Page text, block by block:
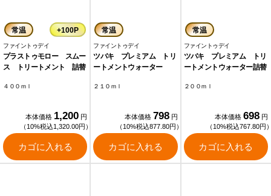
常温 +100P
ファイントゥデイ
プラストゥモロー スムー
ス トリートメント 詰替
４００ｍｌ
本体価格 1,200 円
（10%税込1,320.00円）
カゴに入れる
常温
ファイントゥデイ
ツバキ プレミアム トリ
ートメントウォーター
２１０ｍｌ
本体価格 798 円
（10%税込877.80円）
カゴに入れる
常温
ファイントゥデイ
ツバキ プレミアム トリ
ートメントウォーター詰替
２００ｍｌ
本体価格 698 円
（10%税込767.80円
カゴに入れる